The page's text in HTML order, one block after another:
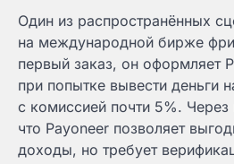
Один из распространённых
на международной бирже
первый заказ, он оформляет
при попытке вывести деньги
с комиссией почти 5%. Через
что Payoneer позволяет
доходы, но требует